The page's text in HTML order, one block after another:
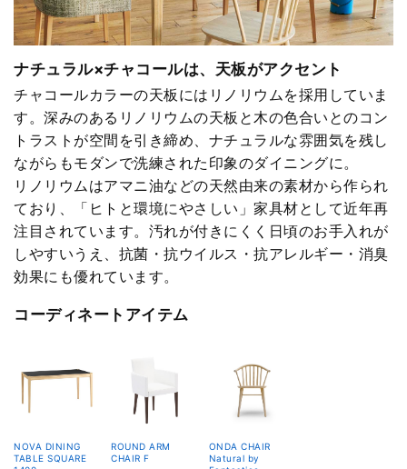
ナチュラル×チャコールは、天板がアクセント
チャコールカラーの天板にはリノリウムを採用していま
す。深みのあるリノリウムの天板と木の色合いとのコン
トラストが空間を引き締め、ナチュラルな雰囲気を残し
ながらもモダンで洗練された印象のダイニングに。
リノリウムはアマニ油などの天然由来の素材から作られ
ており、「ヒトと環境にやさしい」家具材として近年再
注目されています。汚れが付きにくく日頃のお手入れが
しやすいうえ、抗菌・抗ウイルス・抗アレルギー・消臭
効果にも優れています。
コーディネートアイテム
NOVA DINING
TABLE SQUARE
ROUND ARM
CHAIR F
ONDA CHAIR
Natural by